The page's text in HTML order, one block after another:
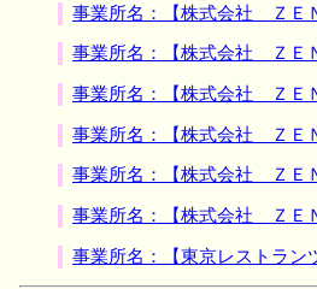
事業所名：【株式会社 ＺＥ
事業所名：【株式会社 ＺＥ
事業所名：【株式会社 ＺＥ
事業所名：【株式会社 ＺＥ
事業所名：【株式会社 ＺＥ
事業所名：【株式会社 ＺＥ
事業所名：【東京レストラン